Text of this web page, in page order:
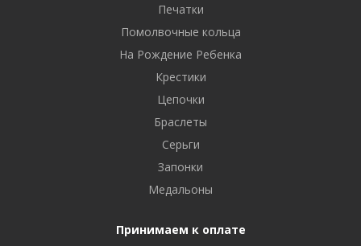
Печатки
Помолвочные кольца
На Рождение Ребенка
Крестики
Цепочки
Браслеты
Серьги
Запонки
Медальоны
Принимаем к оплате